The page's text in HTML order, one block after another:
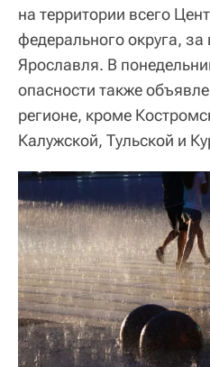
на территории всего
федерального округа,
Ярославля. В
опасности также
регионе, кроме
Калужской, Тульской и